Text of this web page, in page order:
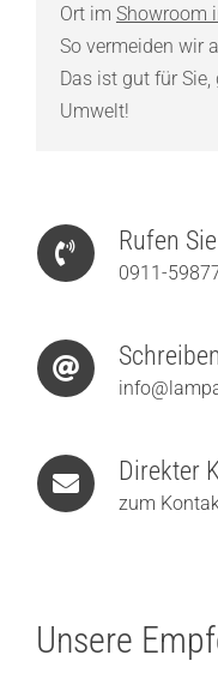
Ort im Showroom
So vermeiden wir
Das ist gut für
Umwelt!
Rufen
0911-
Direkter
zum
Unsere